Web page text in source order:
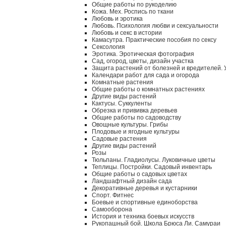
Общие работы по рукоделию
Кожа. Мех. Роспись по ткани
Любовь и эротика
Любовь. Психология любви и сексуальности
Любовь и секс в истории
Камасутра. Практические пособия по сексу
Сексология
Эротика. Эротическая фотография
Сад, огород, цветы, дизайн участка
Защита растений от болезней и вредителей.
Календари работ для сада и огорода
Комнатные растения
Общие работы о комнатных растениях
Другие виды растений
Кактусы. Суккуленты
Обрезка и прививка деревьев
Общие работы по садоводству
Овощные культуры. Грибы
Плодовые и ягодные культуры
Садовые растения
Другие виды растений
Розы
Тюльпаны. Гладиолусы. Луковичные цветы
Теплицы. Постройки. Садовый инвентарь
Общие работы о садовых цветах
Ландшафтный дизайн сада
Декоративные деревья и кустарники
Спорт. Фитнес
Боевые и спортивные единоборства
Самооборона
История и техника боевых искусств
Рукопашный бой. Школа Брюса Ли. Самураи